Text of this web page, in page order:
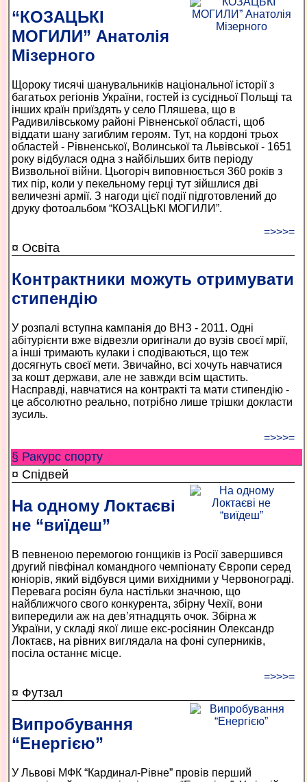
“КОЗАЦЬКІ
МОГИЛИ” Анатолія
Мізерного
Щороку тисячі шанувальників національної історії з
багатьох регіонів України, гостей із сусідньої Польщі та
інших країн приїздять у село Пляшева, що в
Радивилівському районі Рівненської області, щоб
віддати шану загиблим героям. Тут, на кордоні трьох
областей - Рівненської, Волинської та Львівської - 1651
року відбулася одна з найбільших битв періоду
Визвольної війни. Цьогоріч виповнюється 360 років з
тих пір, коли у пекельному герці тут зійшлися дві
величезні армії. З нагоди цієї події підготовлений до
друку фотоальбом “КОЗАЦЬКІ МОГИЛИ”.
=>>>=
¤ Освіта
Контрактники можуть отримувати
стипендію
У розпалі вступна кампанія до ВНЗ - 2011. Одні
абітурієнти вже відвезли оригінали до вузів своєї мрії,
а інші тримають кулаки і сподіваються, що теж
досягнуть своєї мети. Звичайно, всі хочуть навчатися
за кошт держави, але не завжди всім щастить.
Насправді, навчатися на контракті та мати стипендію -
це абсолютно реально, потрібно лише трішки докласти
зусиль.
=>>>=
§ Ракурс спорту
¤ Спідвей
На одному Локтаєві
не “виїдеш”
В певненою перемогою гонщиків із Росії завершився
другий півфінал командного чемпіонату Європи серед
юніорів, який відбувся цими вихідними у Червонограді.
Перевага росіян була настільки значною, що
найближчого свого конкурента, збірну Чехії, вони
випередили аж на дев’ятнадцять очок. Збірна ж
України, у складі якої лише екс-росіянин Олександр
Локтаєв, на рівних виглядала на фоні суперників,
посіла останнє місце.
=>>>=
¤ Футзал
Випробування
“Енергією”
У Львові МФК “Кардинал-Рівне” провів перший